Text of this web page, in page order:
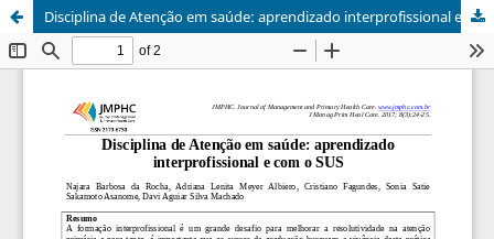
Disciplina de Atenção em saúde: aprendizado interprofissional e com o SUS